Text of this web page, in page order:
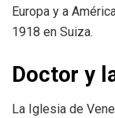
Europa y a
1918 en Suiza.
Doctor y
La Iglesia de